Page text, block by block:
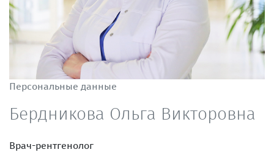
Персональные данные
Бердникова Ольга Викторовна
Врач-рентгенолог